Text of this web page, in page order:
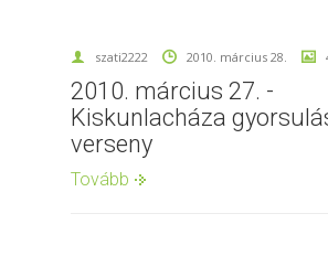
szati2222 2010. március 28.
2010. március 27. -
Kiskunlacháza
verseny
Tovább